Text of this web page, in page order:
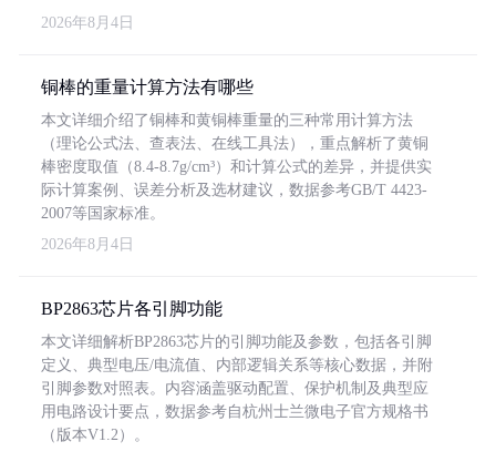
2026年8月4日
铜棒的重量计算方法有哪些
本文详细介绍了铜棒和黄铜棒重量的三种常用计算方法
（理论公式法、查表法、在线工具法），重点解析了黄铜
棒密度取值（8.4-8.7g/cm³）和计算公式的差异，并提供实
际计算案例、误差分析及选材建议，数据参考GB/T 4423-
2007等国家标准。
2026年8月4日
BP2863芯片各引脚功能
本文详细解析BP2863芯片的引脚功能及参数，包括各引脚
定义、典型电压/电流值、内部逻辑关系等核心数据，并附
引脚参数对照表。内容涵盖驱动配置、保护机制及典型应
用电路设计要点，数据参考自杭州士兰微电子官方规格书
（版本V1.2）。